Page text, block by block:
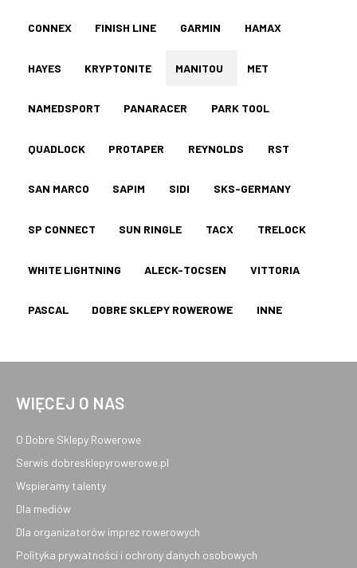
CONNEX FINISH LINE GARMIN HAMAX
HAYES KRYPTONITE MANITOU MET
NAMEDSPORT PANARACER PARK TOOL
QUADLOCK PROTAPER REYNOLDS RST
SAN MARCO SAPIM SIDI SKS-GERMANY
SP CONNECT SUN RINGLE TACX TRELOCK
WHITE LIGHTNING ALECK-TOCSEN VITTORIA
PASCAL DOBRE SKLEPY ROWEROWE INNE
WIĘCEJ O NAS
O Dobre Sklepy Rowerowe
Serwis dobresklepyrowerowe.pl
Wspieramy talenty
Dla mediów
Dla organizatorów imprez rowerowych
Polityka prywatności i ochrony danych osobowych